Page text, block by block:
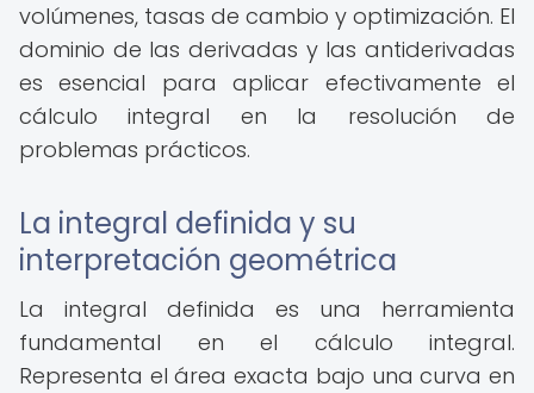
volúmenes, tasas de cambio y optimización. El
dominio de las derivadas y las antiderivadas
es esencial para aplicar efectivamente el
cálculo integral en la resolución de
problemas prácticos.
La integral definida y su
interpretación geométrica
La integral definida es una herramienta
fundamental en el cálculo integral.
Representa el área exacta bajo una curva en